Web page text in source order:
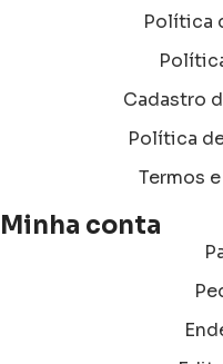
Política
Cadastro
Política
Termos
Minha conta